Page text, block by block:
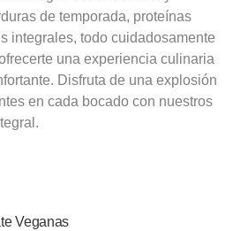
de temporada, proteínas
integrales, todo cuidadosamente
una experiencia culinaria
Disfruta de una explosión
en cada bocado con nuestros
Veganas